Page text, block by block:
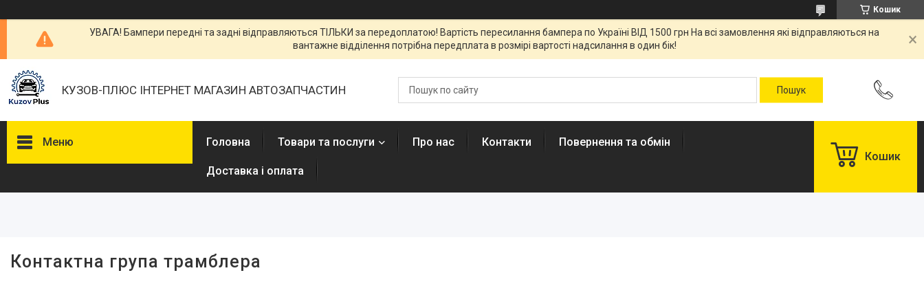
Кошик
УВАГА! Бампери передні та задні відправляються ТІЛЬКИ за передоплатою! Вартість пересилання бампера по Україні ВІД 1500 грн На всі замовлення які відправляються на
вантажне відділення потрібна передплата в розмірі вартості надсилання в один бік!
КУЗОВ-ПЛЮС ІНТЕРНЕТ МАГАЗИН АВТОЗАПЧАСТИН
Меню Головна Товари та послуги Про нас Контакти Повернення та обмін
Доставка і оплата
Кошик
Контактна група трамблера